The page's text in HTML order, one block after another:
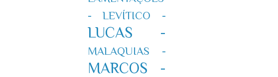
-
LEVÍTICO -
LUCAS -
MALAQUIAS -
MARCOS -